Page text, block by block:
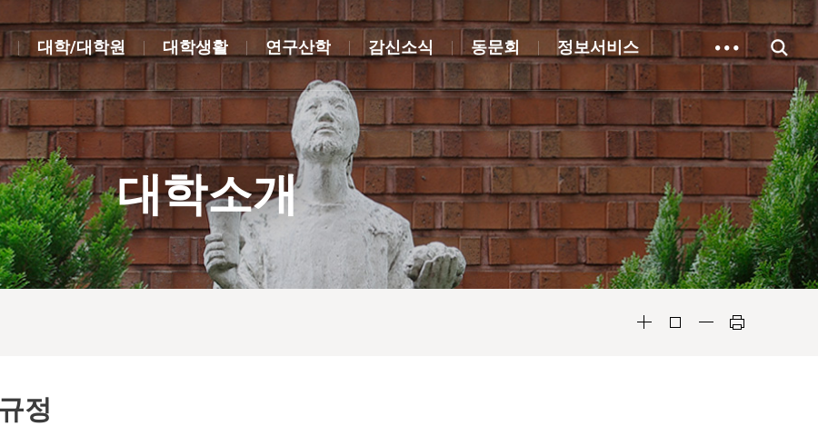
대학/대학원 대학생활 연구산학 감신소식 동문회 정보서비스
대학소개
정